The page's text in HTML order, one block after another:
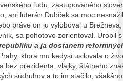
ľudu, zastupovaného
ani luterán Dubček sa moc
práve on ju vyloboval u
sa pohotovo zorientoval. Urobil
a ja dostanem
ktorá mu kedysi usilovala o
bez prezidenta, vlajky, štátneho
súdruhov a to im stačilo,